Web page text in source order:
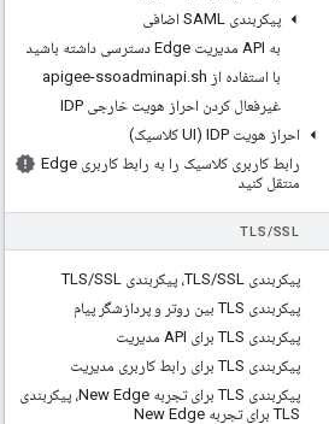
پیکربندی SAML اضافی
به API مدیریت Edge دسترسی داشته باشید
با استفاده از apigee-ssoadminapi
.sh
غیرفعال کردن احراز هویت خارجی IDP
احراز هویت IDP (UI کلاسیک)
رابط کاربری کلاسیک را به رابط کاربری Edge
منتقل کنید
TLS/SSL
پیکربندی TLS /SSL، پیکربندی TLS /SSL
پیکربندی TLS بین روتر و پردازشگر پیام
پیکربندی TLS برای API مدیریت
پیکربندی TLS برای رابط کاربری مدیریت
پیکربندی TLS برای تجربه New Edge، پیکربندی
TLS برای تجربه New Edge